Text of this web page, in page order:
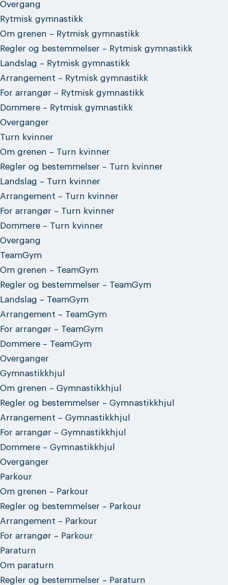
Overgang
Rytmisk gymnastikk
Om grenen – Rytmisk gymnastikk
Regler og bestemmelser – Rytmisk gymnastikk
Landslag – Rytmisk gymnastikk
Arrangement – Rytmisk gymnastikk
For arrangør – Rytmisk gymnastikk
Dommere – Rytmisk gymnastikk
Overganger
Turn kvinner
Om grenen – Turn kvinner
Regler og bestemmelser – Turn kvinner
Landslag – Turn kvinner
Arrangement – Turn kvinner
For arrangør – Turn kvinner
Dommere – Turn kvinner
Overgang
TeamGym
Om grenen – TeamGym
Regler og bestemmelser – TeamGym
Landslag – TeamGym
Arrangement – TeamGym
For arrangør – TeamGym
Dommere – TeamGym
Overganger
Gymnastikkhjul
Om grenen – Gymnastikkhjul
Regler og bestemmelser – Gymnastikkhjul
Arrangement – Gymnastikkhjul
For arrangør – Gymnastikkhjul
Dommere – Gymnastikkhjul
Overganger
Parkour
Om grenen – Parkour
Regler og bestemmelser – Parkour
Arrangement – Parkour
For arrangør – Parkour
Paraturn
Om paraturn
Regler og bestemmelser – Paraturn